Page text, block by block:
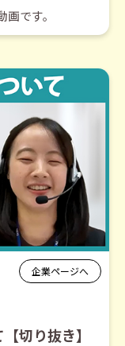
です。
企業ページへ
切り抜き】